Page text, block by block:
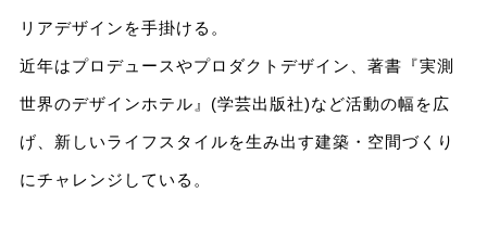
リアデザインを手掛ける。
近年はプロデュースやプロダクトデザイン、著書『実測
世界のデザインホテル』(学芸出版社)など活動の幅を広
げ、新しいライフスタイルを生み出す建築・空間づくり
にチャレンジしている。